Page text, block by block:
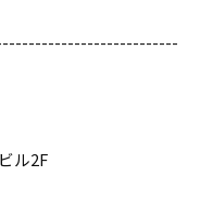
ル2F